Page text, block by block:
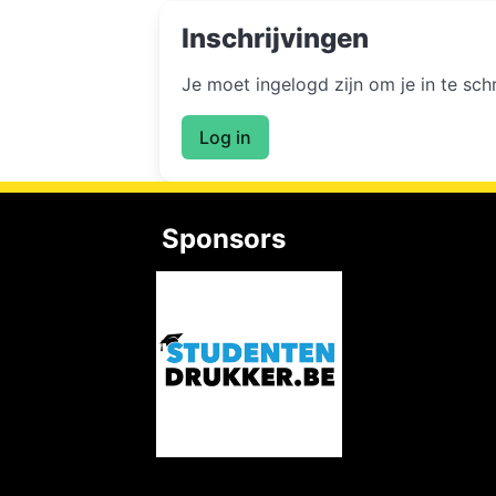
Inschrijvingen
Je moet ingelogd zijn om je in te
Log in
Sponsors